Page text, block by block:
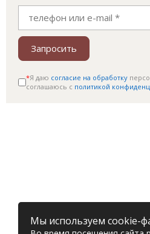
Запросить
*Я даю согласие на обработку
соглашаюсь c политикой
Мы используем cookie-